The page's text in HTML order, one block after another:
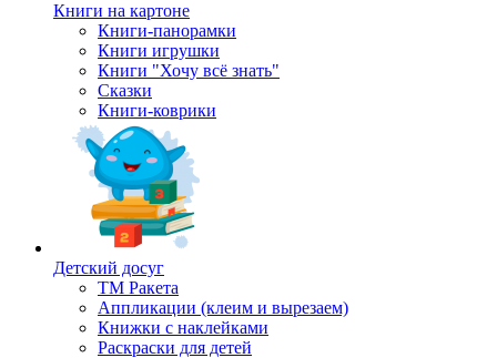
Книги на картоне
Книги-панорамки
Книги игрушки
Книги "Хочу всё знать"
Сказки
Книги-коврики
Детский досуг
ТМ Ракета
Аппликации (клеим и вырезаем)
Книжки с наклейками
Раскраски для детей